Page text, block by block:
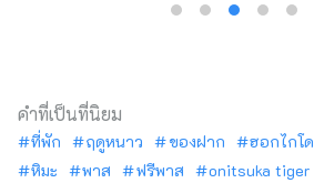
คำที่เป็นที่นิยม
ที่พัก ฤดูหนาว ของฝาก ฮอกไกโด
หิมะ
พาส ฟรีพาส onitsuka tiger